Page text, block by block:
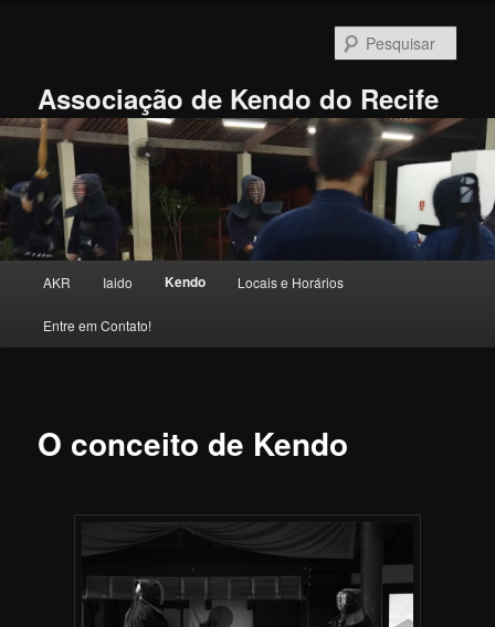
principalAssociação de Kendo do Recife
principal
AKR Iaido Kendo Locais e Horários
Entre em Contato!
O conceito de Kendo